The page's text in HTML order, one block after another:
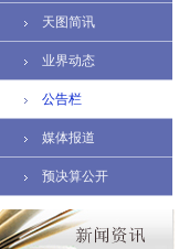
天图简讯
业界动态
公告栏
媒体报道
预决算公开